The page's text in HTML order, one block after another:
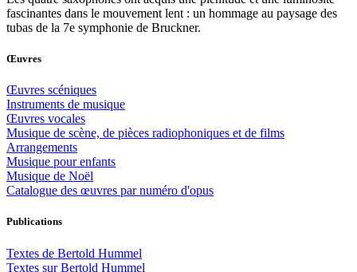
fascinantes dans le mouvement lent : un hommage au paysage des
tubas de la 7e symphonie de Bruckner.
Œuvres
Œuvres scéniques
Instruments de musique
Œuvres vocales
Musique de scène, de pièces radiophoniques et de films
Arrangements
Musique pour enfants
Musique de Noël
Catalogue des œuvres par numéro d'opus
Publications
Textes de Bertold Hummel
Textes sur Bertold Hummel